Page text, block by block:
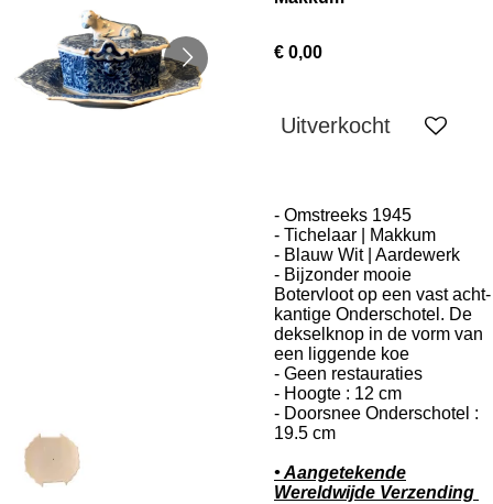
€ 0,00
Uitverkocht
- Omstreeks 1945
- Tichelaar | Makkum
- Blauw Wit | Aardewerk
- Bijzonder mooie
Botervloot op een vast acht-
kantige Onderschotel. De
dekselknop in de vorm van
een liggende koe
- Geen restauraties
- Hoogte : 12 cm
- Doorsnee Onderschotel :
19.5 cm
• Aangetekende
Wereldwijde Verzending